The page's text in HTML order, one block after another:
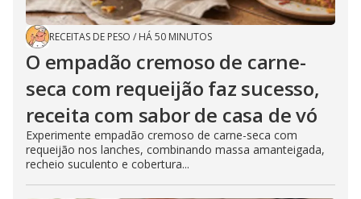
RECEITAS DE PESO / HÁ 50 MINUTOS
O empadão cremoso de carne-
seca com requeijão faz sucesso,
receita com sabor de casa de vó
Experimente empadão cremoso de carne-seca com
requeijão nos lanches, combinando massa amanteigada,
recheio suculento e cobertura...